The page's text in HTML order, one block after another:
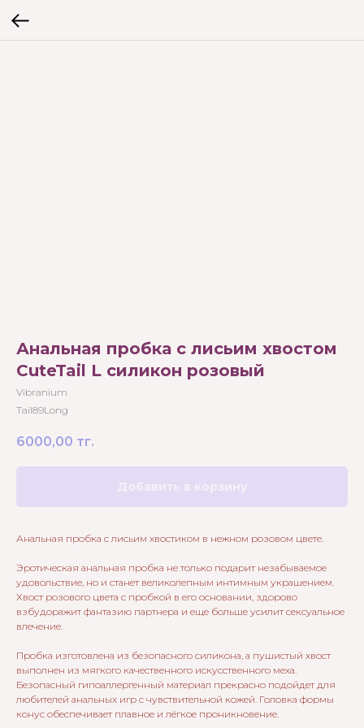
Анальная пробка с лисьим хвостом
CuteTail L силикон розовый
Vibranium
Tail89Long
6000,00 тг.
Анальная пробка c лисьим хвостиком в нежном розовом цвете.
Эротическая анальная пробка не только подарит незабываемое
удовольствие, но и станет великолепным интимным украшением.
Хвост розового цвета с пробкой в его основании, здорово
взбудоражит фантазию партнера и еще больше усилит сексуальное
влечение.
Пробка изготовлена из безопасного силикона, а пушистый хвост
выполнен из мягкого качественного искусственного меха.
Безопасный гипоаллергенный материал прекрасно подойдет для
любителей анальных игр с чувствительной кожей. Головка формы
конус обеспечивает плавное и лёгкое проникновение.